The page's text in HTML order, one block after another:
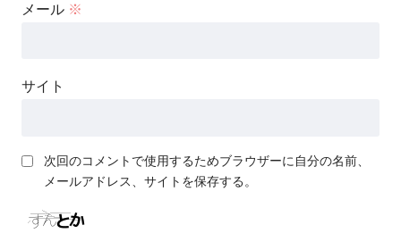
メール ※
サイト
次回のコメントで使用するためブラウザーに自分の名前、
メールアドレス、サイトを保存する。